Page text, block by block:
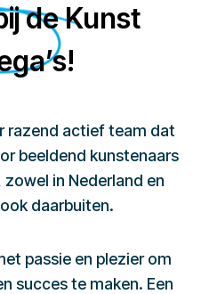
de Kunst
razend actief team dat
beeldend kunstenaars
in Nederland en
daarbuiten.
passie en plezier om
succes te maken. Een